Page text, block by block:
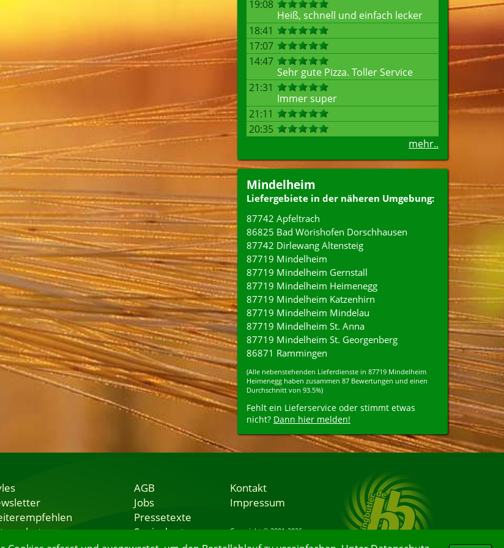
19:08
Heiß, schnell und einfach lecker
18:41
17:07
14:47
Sehr gute Pizza. Toller Service
21:31
Immer super
21:11
20:35
mehr..
Mindelheim
Liefergebiete in der näheren Umgebung:
87742 Apfeltrach
86825 Bad Wörishofen Dorschhausen
87742 Dirlewang Altensteig
87719 Mindelheim
87719 Mindelheim Gernstall
87719 Mindelheim Heimenegg
87719 Mindelheim Katzenhirn
87719 Mindelheim Mindelau
87719 Mindelheim St. Anna
87719 Mindelheim St. Georgenberg
86871 Rammingen
(Alle nebenstehenden Lieferdienste in 87719 Mindelheim
Heimenegg haben zusammen 87 Bewertungen und einen
Durchschnitt von 93.5%)
Fehlt ein Lieferservice oder stimmt etwas
nicht? Dann hier melden!
AGB
Jobs
Pressetexte
Speisekarten
Kontakt
Impressum
Copyright © 2001-2026